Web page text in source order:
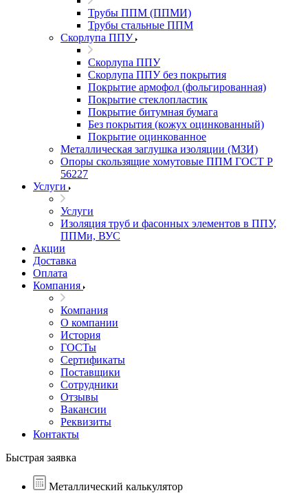
Трубы ППМ (ППМИ)
Трубы стальные ППМ
Скорлупа ППУ
Скорлупа ППУ
Скорлупа ППУ без покрытия
Покрытие армофол (фольгированная)
Покрытие стеклопластик
Покрытие битумная бумага
Без покрытия (кожух оцинкованный)
Покрытие оцинкованное
Металлическая заглушка изоляции (МЗИ)
Опоры скользящие хомутовые ППМ ГОСТ Р
56227
Услуги
Услуги
Изоляция труб и фасонных элементов в ППУ,
ППМи, ВУС
Акции
Доставка
Оплата
Компания
Компания
О компании
История
ГОСТы
Сертификаты
Поставщики
Сотрудники
Отзывы
Вакансии
Реквизиты
Контакты
Быстрая заявка
Металлический калькулятор